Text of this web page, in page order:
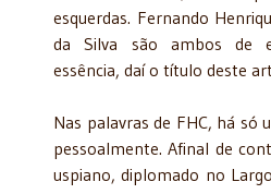
esquerdas. Fernando
da Silva são ambos de
essência, daí o título deste
Nas palavras de FHC, há só
pessoalmente. Afinal de
uspiano, diplomado no